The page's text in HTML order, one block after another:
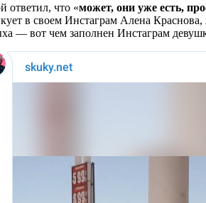
ответил, что «может, они уже есть,
в своем Инстаграм Алена
— вот чем заполнен Инстаграм